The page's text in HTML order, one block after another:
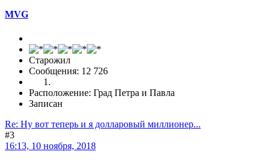
MVG
Старожил
Сообщения: 12 726
Расположение: Град Петра и Павла
Записан
Re: Ну вот теперь и я долларовый миллионер...
#3
16:13, 10 ноября, 2018